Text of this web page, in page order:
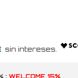
: WELCOME 15%